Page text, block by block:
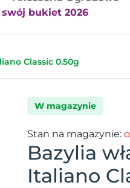
bukiet 2026
Classic 0.50g
W magazynie
Stan na magazynie:
Bazylia
Italiano